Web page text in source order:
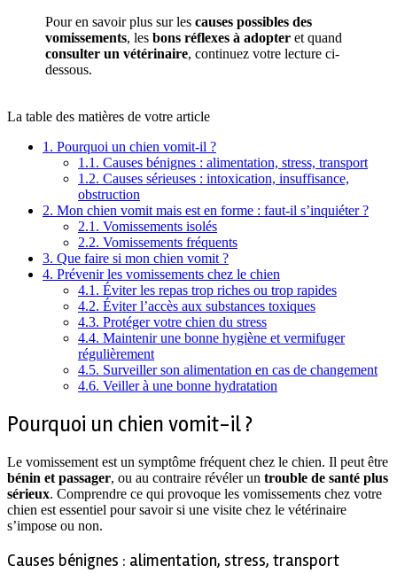
Pour en savoir plus sur les causes possibles des
vomissements, les bons réflexes à adopter et quand
consulter un vétérinaire, continuez votre lecture ci-
dessous.
La table des matières de votre article
1. Pourquoi un chien vomit-il ?
1.1. Causes bénignes : alimentation, stress, transport
1.2. Causes sérieuses : intoxication, insuffisance,
obstruction
2. Mon chien vomit mais est en forme : faut-il s’inquiéter ?
2.1. Vomissements isolés
2.2. Vomissements fréquents
3. Que faire si mon chien vomit ?
4. Prévenir les vomissements chez le chien
4.1. Éviter les repas trop riches ou trop rapides
4.2. Éviter l’accès aux substances toxiques
4.3. Protéger votre chien du stress
4.4. Maintenir une bonne hygiène et vermifuger
régulièrement
4.5. Surveiller son alimentation en cas de changement
4.6. Veiller à une bonne hydratation
Pourquoi un chien vomit-il ?
Le vomissement est un symptôme fréquent chez le chien. Il peut être
bénin et passager, ou au contraire révéler un trouble de santé plus
sérieux. Comprendre ce qui provoque les vomissements chez votre
chien est essentiel pour savoir si une visite chez le vétérinaire
s’impose ou non.
Causes bénignes : alimentation, stress, transport